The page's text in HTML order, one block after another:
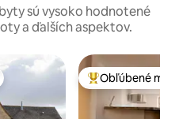
sú vysoko hodnotené
a ďalších aspektov.
Najobľúbenejšie
Obľúbené